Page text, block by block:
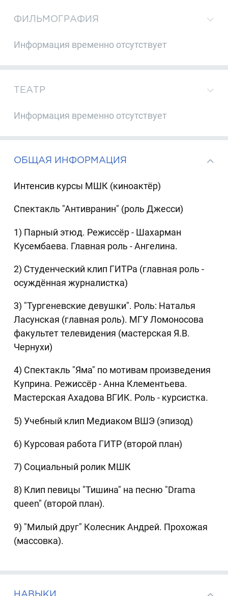
ФИЛЬМОГРАФИЯ
Информация временно отсутствует
ТЕАТР
Информация временно отсутствует
ОБЩАЯ ИНФОРМАЦИЯ
Интенсив курсы МШК (киноактёр)
Спектакль "Антивранин" (роль Джесси)
1) Парный этюд. Режиссёр - Шахарман
Кусембаева. Главная роль - Ангелина.
2) Студенческий клип ГИТРа (главная роль -
осуждённая журналистка)
3) "Тургеневские девушки". Роль: Наталья
Ласунская (главная роль). МГУ Ломоносова
факультет телевидения (мастерская Я.В.
Чернухи)
4) Спектакль "Яма" по мотивам произведения
Куприна. Режиссёр - Анна Клементьева.
Мастерская Ахадова ВГИК. Роль - курсистка.
5) Учебный клип Медиаком ВШЭ (эпизод)
6) Курсовая работа ГИТР (второй план)
7) Социальный ролик МШК
8) Клип певицы "Тишина" на песню "Drama
queen" (второй план).
9) "Милый друг" Колесник Андрей. Прохожая
(массовка).
НАВЫКИ